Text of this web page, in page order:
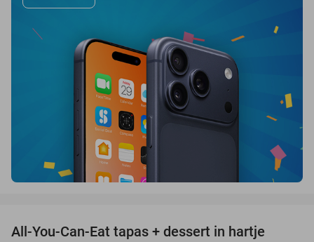
All-You-Can-Eat tapas + dessert in hartje